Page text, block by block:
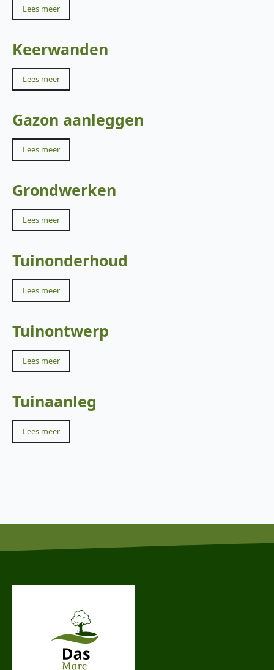
Lees meer
Keerwanden
Lees meer
Gazon aanleggen
Lees meer
Grondwerken
Lees meer
Tuinonderhoud
Lees meer
Tuinontwerp
Lees meer
Tuinaanleg
Lees meer